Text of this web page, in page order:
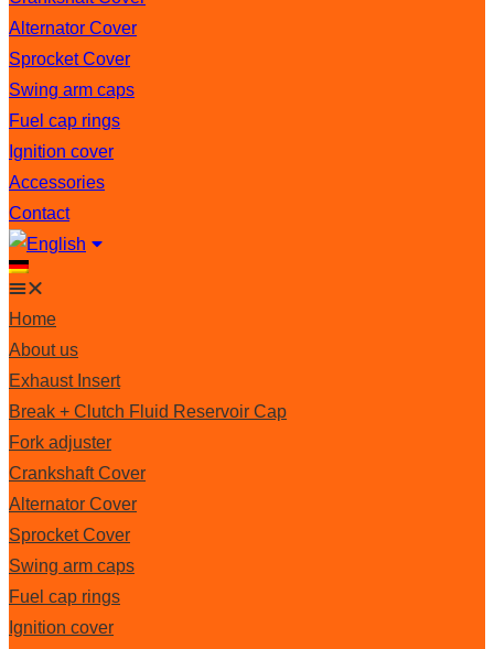
Alternator Cover
Sprocket Cover
Swing arm caps
Fuel cap rings
Ignition cover
Accessories
Contact
Home
About us
Exhaust Insert
Break + Clutch Fluid Reservoir Cap
Fork adjuster
Crankshaft Cover
Alternator Cover
Sprocket Cover
Swing arm caps
Fuel cap rings
Ignition cover